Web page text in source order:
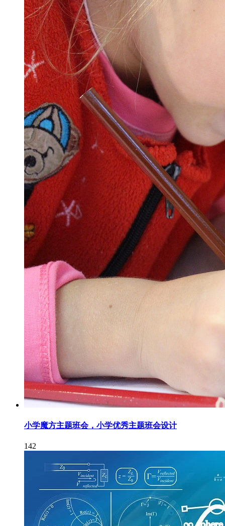
小学魔方主题班会，小学优秀主题班会设计
142